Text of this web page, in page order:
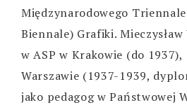
Międzynarodowego
Biennale) Grafiki.
w ASP w Krakowie (do
Warszawie (1937-1939,
jako pedagog w Państwowej